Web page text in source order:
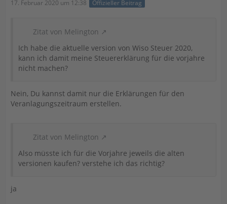
17. Februar 2020 um 12:38 Offizieller Beitrag
Zitat von Melington
Ich habe die aktuelle version von Wiso Steuer 2020,
kann ich damit meine Steuererklärung für die vorjahre
nicht machen?
Nein, Du kannst damit nur die Erklärungen für den
Veranlagungszeitraum erstellen.
Zitat von Melington
Also müsste ich für die Vorjahre jeweils die alten
versionen kaufen? verstehe ich das richtig?
ja